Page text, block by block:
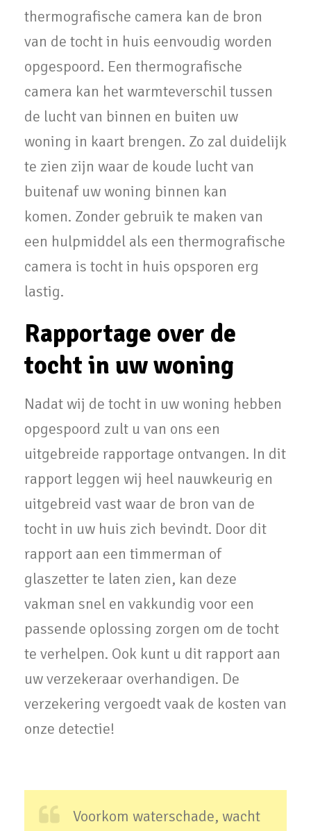
thermografische camera kan de bron
van de tocht in huis eenvoudig worden
opgespoord. Een thermografische
camera kan het warmteverschil tussen
de lucht van binnen en buiten uw
woning in kaart brengen. Zo zal duidelijk
te zien zijn waar de koude lucht van
buitenaf uw woning binnen kan
komen. Zonder gebruik te maken van
een hulpmiddel als een thermografische
camera is tocht in huis opsporen erg
lastig.
Rapportage over de
tocht in uw woning
Nadat wij de tocht in uw woning hebben
opgespoord zult u van ons een
uitgebreide rapportage ontvangen. In dit
rapport leggen wij heel nauwkeurig en
uitgebreid vast waar de bron van de
tocht in uw huis zich bevindt. Door dit
rapport aan een timmerman of
glaszetter te laten zien, kan deze
vakman snel en vakkundig voor een
passende oplossing zorgen om de tocht
te verhelpen. Ook kunt u dit rapport aan
uw verzekeraar overhandigen. De
verzekering vergoedt vaak de kosten van
onze detectie!
Voorkom waterschade, wacht